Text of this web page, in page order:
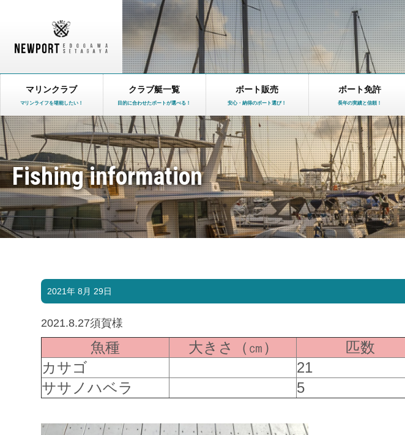
マリンクラブ
マリンライフを堪能したい！
クラブ艇一覧
目的に合わせたボートが選べる！
ボート販売
安心・納得のボート選び！
ボート免許
長年の実績と信頼！
Fishing information
2021年 8月 29日
2021.8.27須賀様
魚種 大きさ（㎝） 匹数
カサゴ
21
ササノハベラ
5